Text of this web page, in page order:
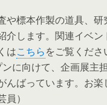
や標本作製の道具、
介します。関連イベン
はこちらをご覧くださ
に向けて、企画展主
んばっています。お楽
員）